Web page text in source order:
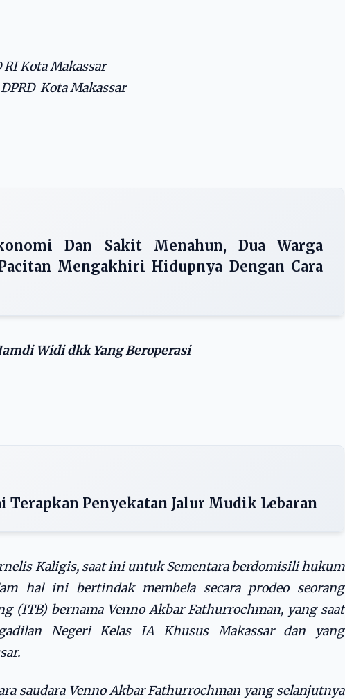
RI Kota Makassar
Kota Makassar
Dan Sakit Menahun, Dua Warga
Mengakhiri Hidupnya Dengan Cara
Widi dkk Yang Beroperasi
Terapkan Penyekatan Jalur Mudik Lebaran
Kaligis, saat ini untuk Sementara berdomisili hukum
hal ini bertindak membela secara prodeo seorang
(ITB) bernama Venno Akbar Fathurrochman, yang saat
Negeri Kelas IA Khusus Makassar dan yang
saudara Venno Akbar Fathurrochman yang selanjutnya